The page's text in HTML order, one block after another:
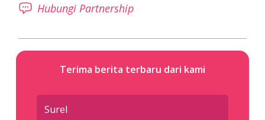
Hubungi Partnership
Terima berita terbaru dari kami